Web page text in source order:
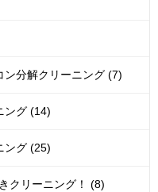
ン分解クリーニング (7)
ング (14)
ング (25)
クリーニング！ (8)